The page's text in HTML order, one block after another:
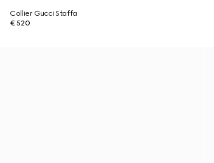
Collier Gucci Staffa
€ 520